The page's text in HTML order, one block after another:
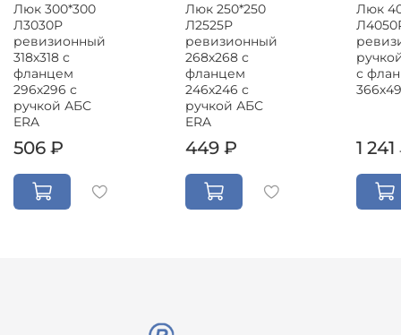
Люк 300*300
Л3030Р
ревизионный
318х318 с
фланцем
296х296 с
ручкой АБС
ERA
506 ₽
Люк 250*250
Л2525Р
ревизионный
268х268 с
фланцем
246х246 с
ручкой АБС
ERA
449 ₽
Люк
с
1